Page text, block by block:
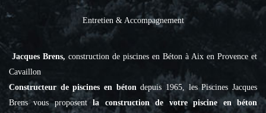
Entretien & Accompagnement
Jacques Brens, construction de piscines en Béton à Aix en Provence et
Cavaillon
Constructeur de piscines en bétondepuis 1965, les Piscines Jacques
Brens vous proposentla construction de votre piscine en béton